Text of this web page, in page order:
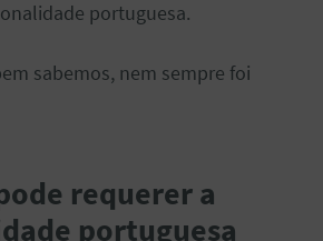
portuguesa.
sabemos, nem sempre foi
requerer a
portuguesa